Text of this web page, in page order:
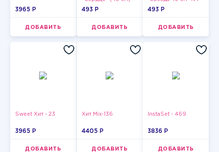
3965 P
ДОБАВИТЬ
2
493 P
ДОБАВИТЬ
493 P
ДОБАВИТЬ
Sweet Хит - 23
3965 P
ДОБАВИТЬ
Хит Mix-136
4405 P
ДОБАВИТЬ
InstaSet - 469
3836 P
ДОБАВИТЬ